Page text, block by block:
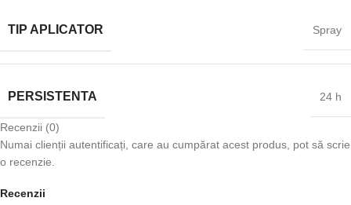
TIP APLICATOR Spray
PERSISTENTA 24 h
Recenzii (0)
Recenzii
Numai clienții autentificați, care au cumpărat acest produs, pot să scrie
o recenzie.